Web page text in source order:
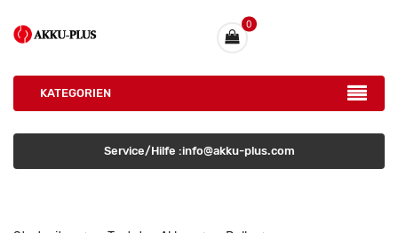
0
KATEGORIEN
Service/Hilfe :info@akku-plus.com